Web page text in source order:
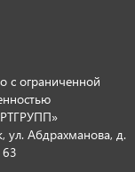
с ограниченной
ул. Абдрахманова, д.
63